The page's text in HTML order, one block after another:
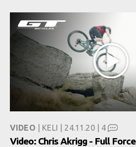
VIDEO | KELI | 24.11.20 | 4
Video: Chris Akrigg - Full Force